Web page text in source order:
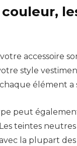
couleur,
accessoire
style
élément a
peut
teintes
la plupart